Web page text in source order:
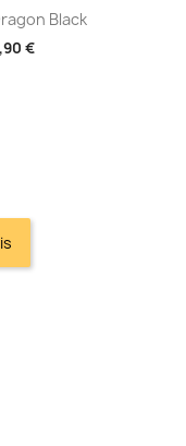
rapide
Black
€